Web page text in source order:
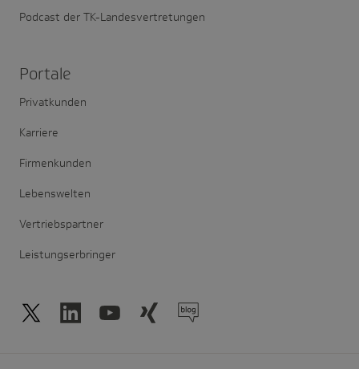
Podcast der TK-Landesvertretungen
Portale
Privatkunden
Karriere
Firmenkunden
Lebenswelten
Vertriebspartner
Leistungserbringer